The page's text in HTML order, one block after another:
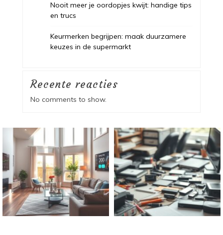
Nooit meer je oordopjes kwijt: handige tips
en trucs
Keurmerken begrijpen: maak duurzamere
keuzes in de supermarkt
Recente reacties
No comments to show.